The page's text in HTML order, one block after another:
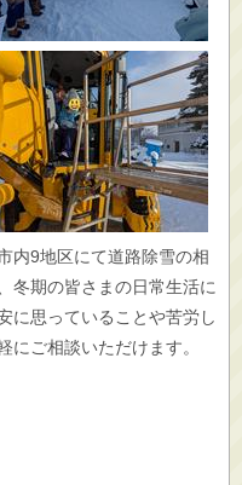
内9地区にて道路除雪の相
冬期の皆さまの日常生活に
に思っていることや苦労し
にご相談いただけます。